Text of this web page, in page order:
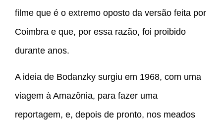
filme que é o extremo oposto da versão feita por
Coimbra e que, por essa razão, foi proibido
durante anos.
A ideia de Bodanzky surgiu em 1968, com uma
viagem à Amazônia, para fazer uma
reportagem, e, depois de pronto, nos meados